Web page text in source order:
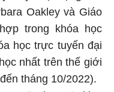
Oakley và Giáo
trong khóa học
học trực tuyến đại
nhất trên thế giới
tháng 10/2022).